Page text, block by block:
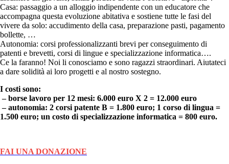
Casa: passaggio a un alloggio indipendente con un educatore che
accompagna questa evoluzione abitativa e sostiene tutte le fasi del
vivere da solo: accudimento della casa, preparazione pasti, pagamento
bollette, …
Autonomia: corsi professionalizzanti brevi per conseguimento di
patenti e brevetti, corsi di lingue e specializzazione informatica….
Ce la faranno! Noi li conosciamo e sono ragazzi straordinari. Aiutateci
a dare solidità ai loro progetti e al nostro sostegno.
I costi sono:
– borse lavoro per 12 mesi: 6.000 euro X 2 = 12.000 euro
– autonomia: 2 corsi patente B = 1.800 euro; 1 corso di lingua =
1.500 euro; un costo di specializzazione informatica = 800 euro.
FAI UNA DONAZIONE